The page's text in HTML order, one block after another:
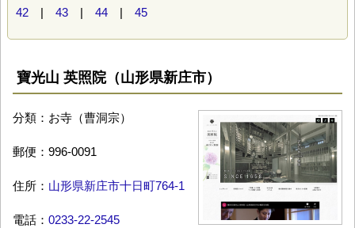
42 | 43 | 44 | 45
寶光山 英照院（山形県新庄市）
分類：お寺（曹洞宗）
郵便：996-0091
住所： 山形県新庄市十日町764-1
電話： 0233-22-2545